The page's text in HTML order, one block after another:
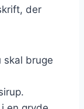
der
skal bruge